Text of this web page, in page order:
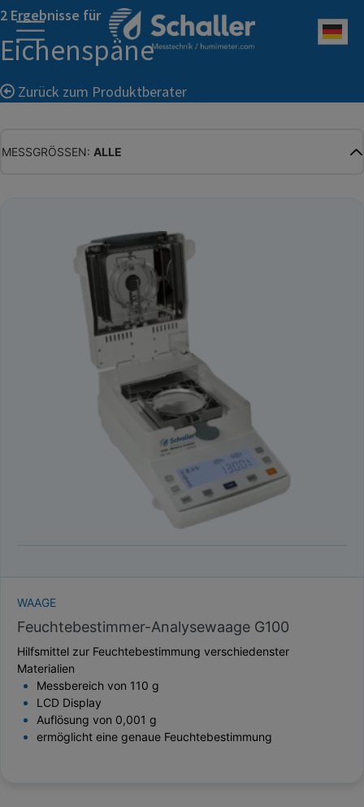
2 Ergebnisse für
Eichenspäne
Zurück zum Produktberater
MESSGRÖSSEN: ALLE
HOLZFEUCHTE
RELATIVE FEUCHTE
ABSOLUTE FEUCHTE
GLEICHGEWICHTSFEUCHTE
WASSERAKTIVITÄT
TROCKENSUBSTANZ
HEKTOLITERGEWICHT
WAAGE
Feuchtebestimmer-Analysewaage G100
Hilfsmittel zur Feuchtebestimmung verschiedenster
Materialien
Messbereich von 110 g
LCD Display
Auflösung von 0,001 g
ermöglicht eine genaue Feuchtebestimmung